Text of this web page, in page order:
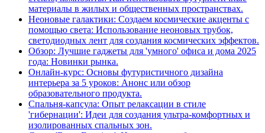
материалы в жилых и общественных пространствах.
Неоновые галактики: Создаем космические акценты с
помощью света: Использование неоновых трубок,
светодиодных лент для создания космических эффектов.
Обзор: Лучшие гаджеты для 'умного' офиса и дома 2025
года: Новинки рынка.
Онлайн-курс: Основы футуристичного дизайна
интерьера за 5 уроков: Анонс или обзор
образовательного продукта.
Спальня-капсула: Опыт релаксации в стиле
'гибернации': Идеи для создания ультра-комфортных и
изолированных спальных зон.